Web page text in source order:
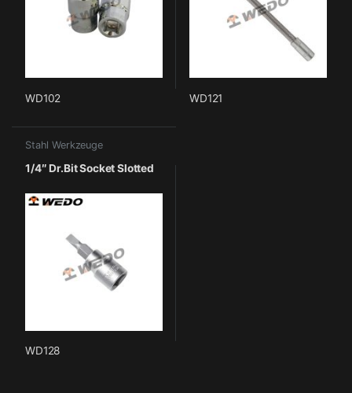
WD102 WD121
Stahl Werkzeuge
1/4″ Dr.Bit Socket Slotted
WD128